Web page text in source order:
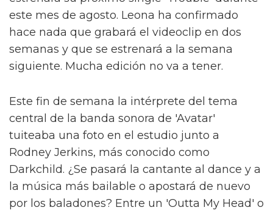
este mes de agosto. Leona ha confirmado
hace nada que grabará el videoclip en dos
semanas y que se estrenará a la semana
siguiente. Mucha edición no va a tener.
Este fin de semana la intérprete del tema
central de la banda sonora de 'Avatar'
tuiteaba una foto en el estudio junto a
Rodney Jerkins, más conocido como
Darkchild. ¿Se pasará la cantante al dance y a
la música más bailable o apostará de nuevo
por los baladones? Entre un 'Outta My Head' o